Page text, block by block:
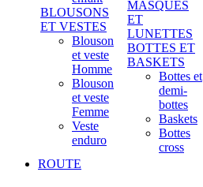
BLOUSONS
ET VESTES
Blouson
et veste
Homme
Blouson
et veste
Femme
Veste
enduro
MASQUES
ET
LUNETTES
BOTTES ET
BASKETS
Bottes et
demi-
bottes
Baskets
Bottes
cross
ROUTE